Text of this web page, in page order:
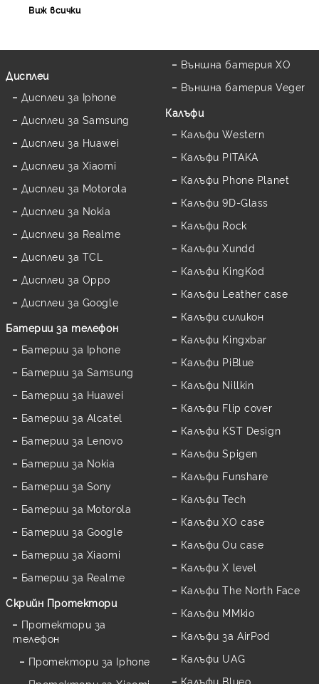
Виж всички
Дисплеи
Дисплеи за Iphone
Дисплеи за Samsung
Дисплеи за Huawei
Дисплеи за Xiaomi
Дисплеи за Motorola
Дисплеи за Nokia
Дисплеи за Realme
Дисплеи за TCL
Дисплеи за Oppo
Дисплеи за Google
Батерии за телефон
Батерии за Iphone
Батерии за Samsung
Батерии за Huawei
Батерии за Alcatel
Батерии за Lenovo
Батерии за Nokia
Батерии за Sony
Батерии за Motorola
Батерии за Google
Батерии за Xiaomi
Батерии за Realme
Скрийн Протектори
Протектори за
телефон
Протектори за Iphone
Външна батерия XO
Външна батерия Veger
Калъфи
Калъфи Western
Калъфи PITAKA
Калъфи Phone Planet
Калъфи 9D-Glass
Калъфи Rock
Калъфи Xundd
Калъфи KingKod
Калъфи Leather case
Калъфи силикон
Калъфи Kingxbar
Калъфи PiBlue
Калъфи Nillkin
Калъфи Flip cover
Калъфи KST Design
Калъфи Spigen
Калъфи Funshare
Калъфи Tech
Калъфи XO case
Калъфи Ou case
Калъфи X level
Калъфи The North Face
Калъфи MMkio
Калъфи за AirPod
Калъфи UAG
Калъфи Blueo